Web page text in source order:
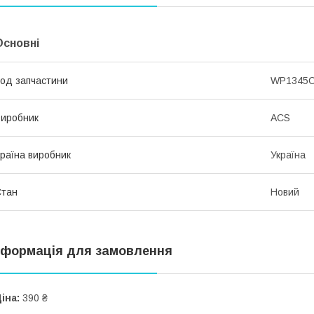
запчастини
ACS
виробник Україна
Новий
для замовлення
390 ₴